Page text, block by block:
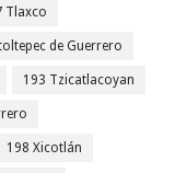
Tlaxco
de Guerrero
193 Tzicatlacoyan
198 Xicotlán